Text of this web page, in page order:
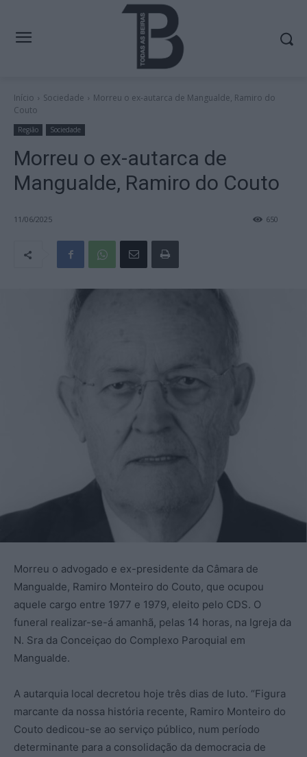
Início Sociedade
Morreu o ex-autarca de Mangualde, Ramiro do
Couto
Região Sociedade
Morreu o ex-autarca de
Mangualde, Ramiro do Couto
11/06/2025 650
Morreu o advogado e ex-presidente da Câmara de
Mangualde, Ramiro Monteiro do Couto, que ocupou
aquele cargo entre 1977 e 1979, eleito pelo CDS. O
funeral realizar-se-á amanhã, pelas 14 horas, na Igreja da
N. Sra da Conceiçao do Complexo Paroquial em
Mangualde.
A autarquia local decretou hoje três dias de luto. “Figura
marcante da nossa história recente, Ramiro Monteiro do
Couto dedicou-se ao serviço público, num período
determinante para a consolidação da democracia de